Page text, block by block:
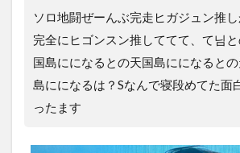
ソロ地闘ぜーんぶ完走ヒガジュン推し
完全にヒゴンスン推しててて、て님
国島にになるとの天国島にになると
島にになるは？Sなんで寝段めてた面
ったます